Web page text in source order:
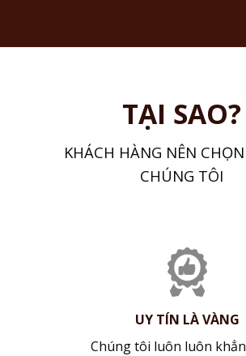
TẠI SAO?
KHÁCH HÀNG NÊN
CHÚNG TÔI
UY TÍN LÀ VÀNG
Chúng tôi luôn luôn